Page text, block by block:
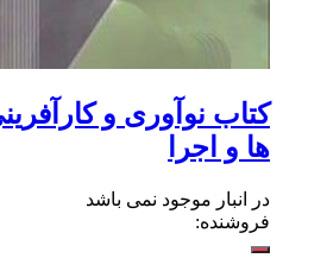
کتاب نوآوری و
ها و اجرا
در انبار موجود نمی باشد
فروشنده: